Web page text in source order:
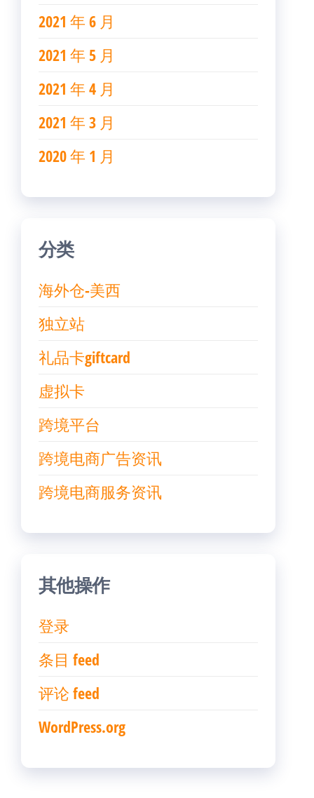
2021 年 6 月
2021 年 5 月
2021 年 4 月
2021 年 3 月
2020 年 1 月
分类
海外仓-美西
独立站
礼品卡giftcard
虚拟卡
跨境平台
跨境电商广告资讯
跨境电商服务资讯
其他操作
登录
条目 feed
评论 feed
WordPress.org